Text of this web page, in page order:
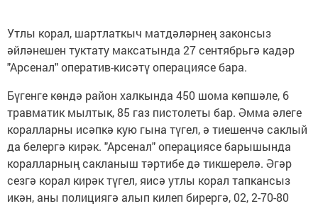
Утлы корал, шартлаткыч матдәләрнең законсыз
әйләнешен туктату максатында 27 сентябрьгә кадәр
"Арсенал" оператив-кисәтү операциясе бара.
Бүгенге көндә район халкында 450 шома көпшәле, 6
травматик мылтык, 85 газ пистолеты бар. Әмма әлеге
коралларны исәпкә кую гына түгел, ә тиешенчә саклый
да белергә кирәк. "Арсенал" операциясе барышында
коралларның сакланыш тәртибе дә тикшерелә. Әгәр
сезгә корал кирәк түгел, яисә утлы корал тапкансыз
икән, аны полициягә алып килеп бирергә, 02, 2-70-80